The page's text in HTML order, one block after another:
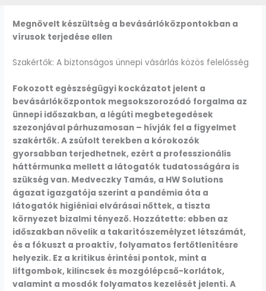
Megnövelt készültség a bevásárlóközpontokban a
vírusok terjedése ellen
Szakértők: A biztonságos ünnepi vásárlás közös felelősség
Fokozott egészségügyi kockázatot jelent a
bevásárlóközpontok megsokszorozódó forgalma az
ünnepi időszakban, a légúti megbetegedések
szezonjával párhuzamosan – hívják fel a figyelmet
szakértők. A zsúfolt terekben a kórokozók
gyorsabban terjedhetnek, ezért a professzionális
háttérmunka mellett a látogatók tudatosságára is
szükség van. Medveczky Tamás, a HW Solutions
ágazat igazgatója szerint a pandémia óta a
látogatók higiéniai elvárásai nőttek, a tiszta
környezet bizalmi tényező. Hozzátette: ebben az
időszakban növelik a takarítószemélyzet létszámát,
és a fókuszt a proaktív, folyamatos fertőtlenítésre
helyezik. Ez a kritikus érintési pontok, mint a
liftgombok, kilincsek és mozgólépcső-korlátok,
valamint a mosdók folyamatos kezelését jelenti. A